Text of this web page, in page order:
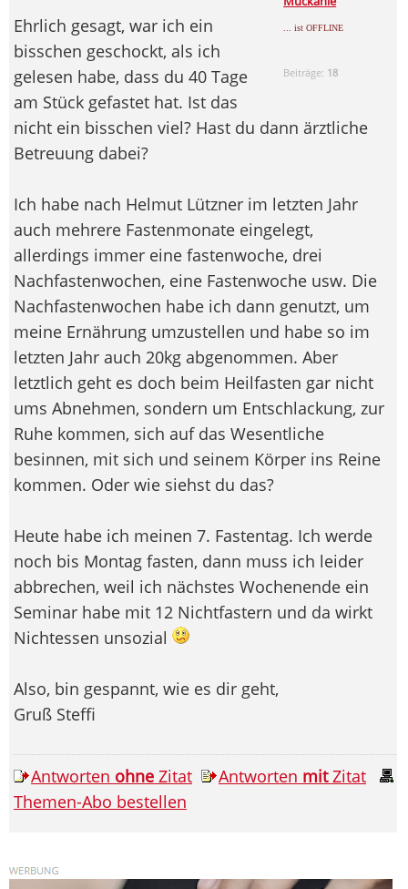
... ist OFFLINE
Beiträge: 18
Ehrlich gesagt, war ich ein
bisschen geschockt, als ich
gelesen habe, dass du 40 Tage
am Stück gefastet hat. Ist das
nicht ein bisschen viel? Hast du dann ärztliche
Betreuung dabei?
Ich habe nach Helmut Lützner im letzten Jahr
auch mehrere Fastenmonate eingelegt,
allerdings immer eine fastenwoche, drei
Nachfastenwochen, eine Fastenwoche usw. Die
Nachfastenwochen habe ich dann genutzt, um
meine Ernährung umzustellen und habe so im
letzten Jahr auch 20kg abgenommen. Aber
letztlich geht es doch beim Heilfasten gar nicht
ums Abnehmen, sondern um Entschlackung, zur
Ruhe kommen, sich auf das Wesentliche
besinnen, mit sich und seinem Körper ins Reine
kommen. Oder wie siehst du das?
Heute habe ich meinen 7. Fastentag. Ich werde
noch bis Montag fasten, dann muss ich leider
abbrechen, weil ich nächstes Wochenende ein
Seminar habe mit 12 Nichtfastern und da wirkt
Nichtessen unsozial
Also, bin gespannt, wie es dir geht,
Gruß Steffi
Antworten ohne Zitat Antworten mitZitat
Themen-Abo bestellen